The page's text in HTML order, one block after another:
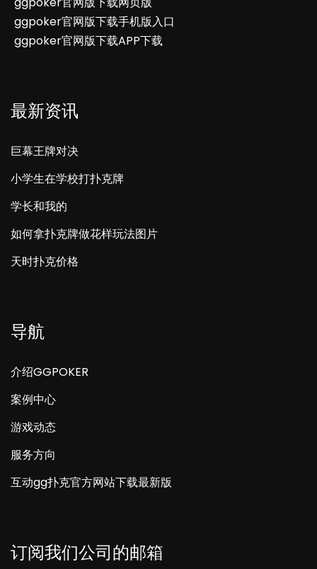
ggpoker官网版下载手机版入口
ggpoker官网版下载APP下载
最新资讯
巨幕王牌对决
小学生在学校打扑克牌
学长和我的
如何拿扑克牌做花样玩法图片
天时扑克价格
导航
介绍GGPOKER
案例中心
游戏动态
服务方向
互动gg扑克官方网站下载最新版
订阅我们公司的邮箱